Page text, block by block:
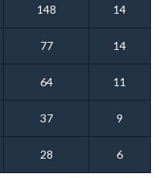
148 14
77 14
64 11
37 9
28 6